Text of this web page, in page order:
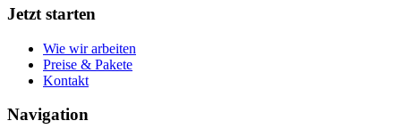
Jetzt starten
Wie wir arbeiten
Preise & Pakete
Kontakt
Navigation